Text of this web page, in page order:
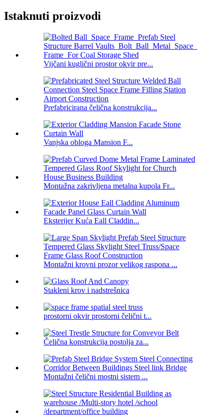
Istaknuti proizvodi
Vijčani kuglični prostor okvir pre...
Prefabricirana čelična konstrukcija...
Vanjska obloga Mansion F...
Montažna zakrivljena metalna kupola Fr...
Eksterijer Kuća Eall Claddin...
Montažni krovni prozor velikog raspona ...
Stakleni krov i nadstrešnica
prostorni okvir prostorni čelični t...
Čelična konstrukcija postolja za...
Montažni čelični mostni sistem ...